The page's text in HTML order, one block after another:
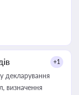
+1
декларування
визначення